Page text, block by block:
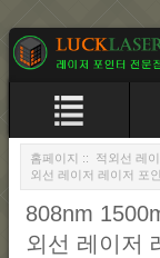
홈페이지 :: 적외선 레
외선 레이저 레이저 포
808nm
외선 레이저